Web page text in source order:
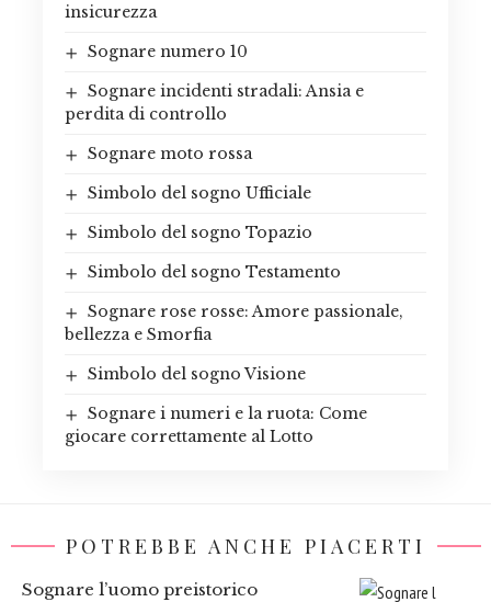
insicurezza
Sognare numero 10
Sognare incidenti stradali: Ansia e
perdita di controllo
Sognare moto rossa
Simbolo del sogno Ufficiale
Simbolo del sogno Topazio
Simbolo del sogno Testamento
Sognare rose rosse: Amore passionale,
bellezza e Smorfia
Simbolo del sogno Visione
Sognare i numeri e la ruota: Come
giocare correttamente al Lotto
POTREBBE ANCHE PIACERTI
Sognare l’uomo preistorico